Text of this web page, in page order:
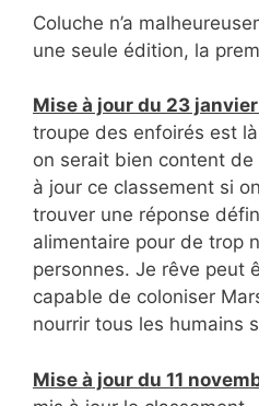
Coluche n’a
une seule édition, la
Mise à jour du 23
troupe des enfoirés est
on serait bien content
à jour ce classement si
trouver une réponse
alimentaire pour de trop
personnes. Je rêve peut
capable de coloniser
nourrir tous les humains
Mise à jour du 11